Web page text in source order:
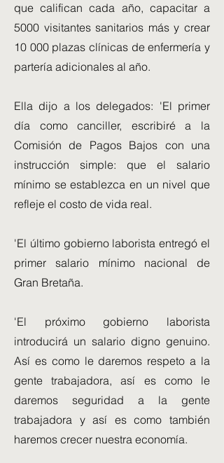
que califican cada año, capacitar a
5000 visitantes sanitarios más y crear
10 000 plazas clínicas de enfermería y
partería adicionales al año.
Ella dijo a los delegados: 'El primer
día como canciller, escribiré a la
Comisión de Pagos Bajos con una
instrucción simple: que el salario
mínimo se establezca en un nivel que
refleje el costo de vida real.
'El último gobierno laborista entregó el
primer salario mínimo nacional de
Gran Bretaña.
'El próximo gobierno laborista
introducirá un salario digno genuino.
Así es como le daremos respeto a la
gente trabajadora, así es como le
daremos seguridad a la gente
trabajadora y así es como también
haremos crecer nuestra economía.